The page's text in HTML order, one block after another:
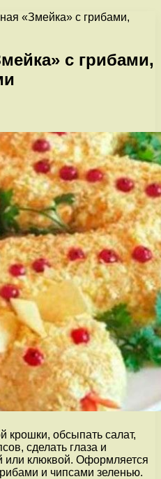
«Змейка» с грибами,
с грибами,
крошки, обсыпать салат,
сделать глаза и
клюквой. Оформляется
и чипсами зеленью.